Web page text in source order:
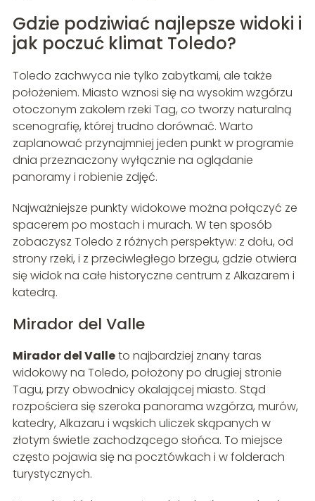
Gdzie podziwiać najlepsze widoki i
jak poczuć klimat Toledo?
Toledo zachwyca nie tylko zabytkami, ale także
położeniem. Miasto wznosi się na wysokim wzgórzu
otoczonym zakolem rzeki Tag, co tworzy naturalną
scenografię, której trudno dorównać. Warto
zaplanować przynajmniej jeden punkt w programie
dnia przeznaczony wyłącznie na oglądanie
panoramy i robienie zdjęć.
Najważniejsze punkty widokowe można połączyć ze
spacerem po mostach i murach. W ten sposób
zobaczysz Toledo z różnych perspektyw: z dołu, od
strony rzeki, i z przeciwległego brzegu, gdzie otwiera
się widok na całe historyczne centrum z Alkazarem i
katedrą.
Mirador del Valle
Mirador del Valleto najbardziej znany taras
widokowy na Toledo, położony po drugiej stronie
Tagu, przy obwodnicy okalającej miasto. Stąd
rozpościera się szeroka panorama wzgórza, murów,
katedry, Alkazaru i wąskich uliczek skąpanych w
złotym świetle zachodzącego słońca. To miejsce
często pojawia się na pocztówkach i w folderach
turystycznych.